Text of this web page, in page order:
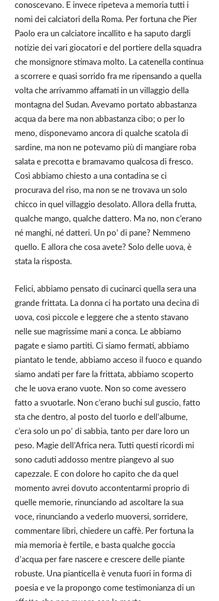
conoscevano. E invece ripeteva a memoria tutti i
nomi dei calciatori della Roma. Per fortuna che Pier
Paolo era un calciatore incallito e ha saputo dargli
notizie dei vari giocatori e del portiere della squadra
che monsignore stimava molto. La catenella continua
a scorrere e quasi sorrido fra me ripensando a quella
volta che arrivammo affamati in un villaggio della
montagna del Sudan. Avevamo portato abbastanza
acqua da bere ma non abbastanza cibo; o per lo
meno, disponevamo ancora di qualche scatola di
sardine, ma non ne potevamo più di mangiare roba
salata e precotta e bramavamo qualcosa di fresco.
Così abbiamo chiesto a una contadina se ci
procurava del riso, ma non se ne trovava un solo
chicco in quel villaggio desolato. Allora della frutta,
qualche mango, qualche dattero. Ma no, non c’erano
né manghi, né datteri. Un po’ di pane? Nemmeno
quello. E allora che cosa avete? Solo delle uova, è
stata la risposta.
Felici, abbiamo pensato di cucinarci quella sera una
grande frittata. La donna ci ha portato una decina di
uova, così piccole e leggere che a stento stavano
nelle sue magrissime mani a conca. Le abbiamo
pagate e siamo partiti. Ci siamo fermati, abbiamo
piantato le tende, abbiamo acceso il fuoco e quando
siamo andati per fare la frittata, abbiamo scoperto
che le uova erano vuote. Non so come avessero
fatto a svuotarle. Non c’erano buchi sul guscio, fatto
sta che dentro, al posto del tuorlo e dell’albume,
c’era solo un po’ di sabbia, tanto per dare loro un
peso. Magie dell’Africa nera. Tutti questi ricordi mi
sono caduti addosso mentre piangevo al suo
capezzale. E con dolore ho capito che da quel
momento avrei dovuto accontentarmi proprio di
quelle memorie, rinunciando ad ascoltare la sua
voce, rinunciando a vederlo muoversi, sorridere,
commentare libri, chiedere un caffè. Per fortuna la
mia memoria è fertile, e basta qualche goccia
d’acqua per fare nascere e crescere delle piante
robuste. Una pianticella è venuta fuori in forma di
poesia e ve la propongo come testimonianza di un